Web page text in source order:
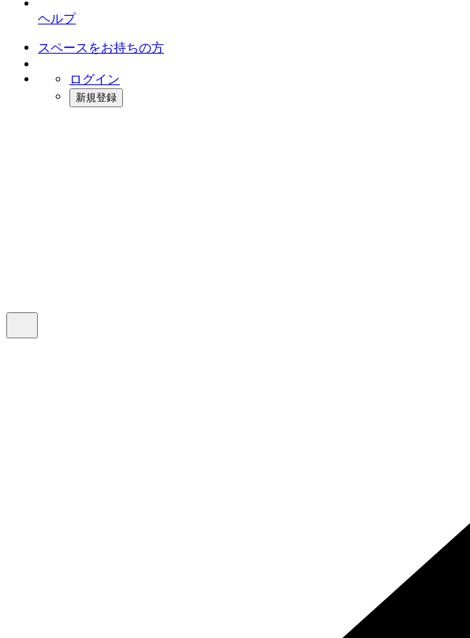
ヘルプ
スペースをお持ちの方
ログイン
新規登録